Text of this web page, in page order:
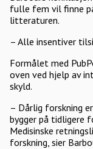
fulle fem vil finne
litteraturen.
– Alle insentiver
Formålet med
oven ved hjelp av
skyld.
– Dårlig forskning
bygger på tidligere
Medisinske
forskning, sier